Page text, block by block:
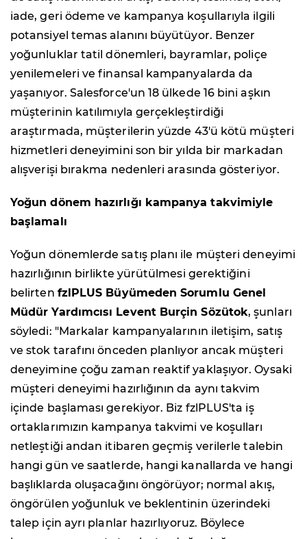
iade, geri ödeme ve kampanya koşullarıyla ilgili
potansiyel temas alanını büyütüyor. Benzer
yoğunluklar tatil dönemleri, bayramlar, poliçe
yenilemeleri ve finansal kampanyalarda da
yaşanıyor. Salesforce'un 18 ülkede 16 bini aşkın
müşterinin katılımıyla gerçekleştirdiği
araştırmada, müşterilerin yüzde 43'ü kötü müşteri
hizmetleri deneyimini son bir yılda bir markadan
alışverişi bırakma nedenleri arasında gösteriyor.
Yoğun dönem hazırlığı kampanya takvimiyle
başlamalı
Yoğun dönemlerde satış planı ile müşteri deneyimi
hazırlığının birlikte yürütülmesi gerektiğini
belirten fzlPLUS Büyümeden Sorumlu Genel
Müdür Yardımcısı Levent Burçin Sözütok, şunları
söyledi: "Markalar kampanyalarının iletişim, satış
ve stok tarafını önceden planlıyor ancak müşteri
deneyimine çoğu zaman reaktif yaklaşıyor. Oysaki
müşteri deneyimi hazırlığının da aynı takvim
içinde başlaması gerekiyor. Biz fzlPLUS'ta iş
ortaklarımızın kampanya takvimi ve koşulları
netleştiği andan itibaren geçmiş verilerle talebin
hangi gün ve saatlerde, hangi kanallarda ve hangi
başlıklarda oluşacağını öngörüyor; normal akış,
öngörülen yoğunluk ve beklentinin üzerindeki
talep için ayrı planlar hazırlıyoruz. Böylece